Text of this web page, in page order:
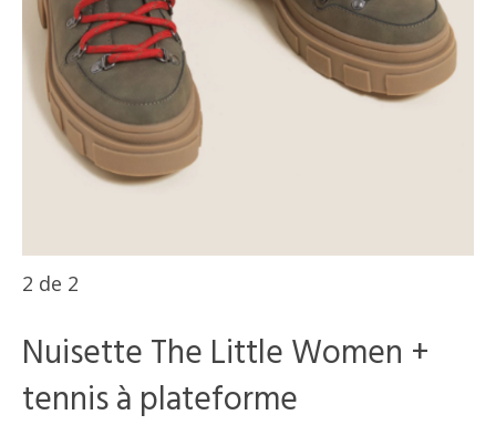
2 de 2
Nuisette The Little Women +
tennis à plateforme